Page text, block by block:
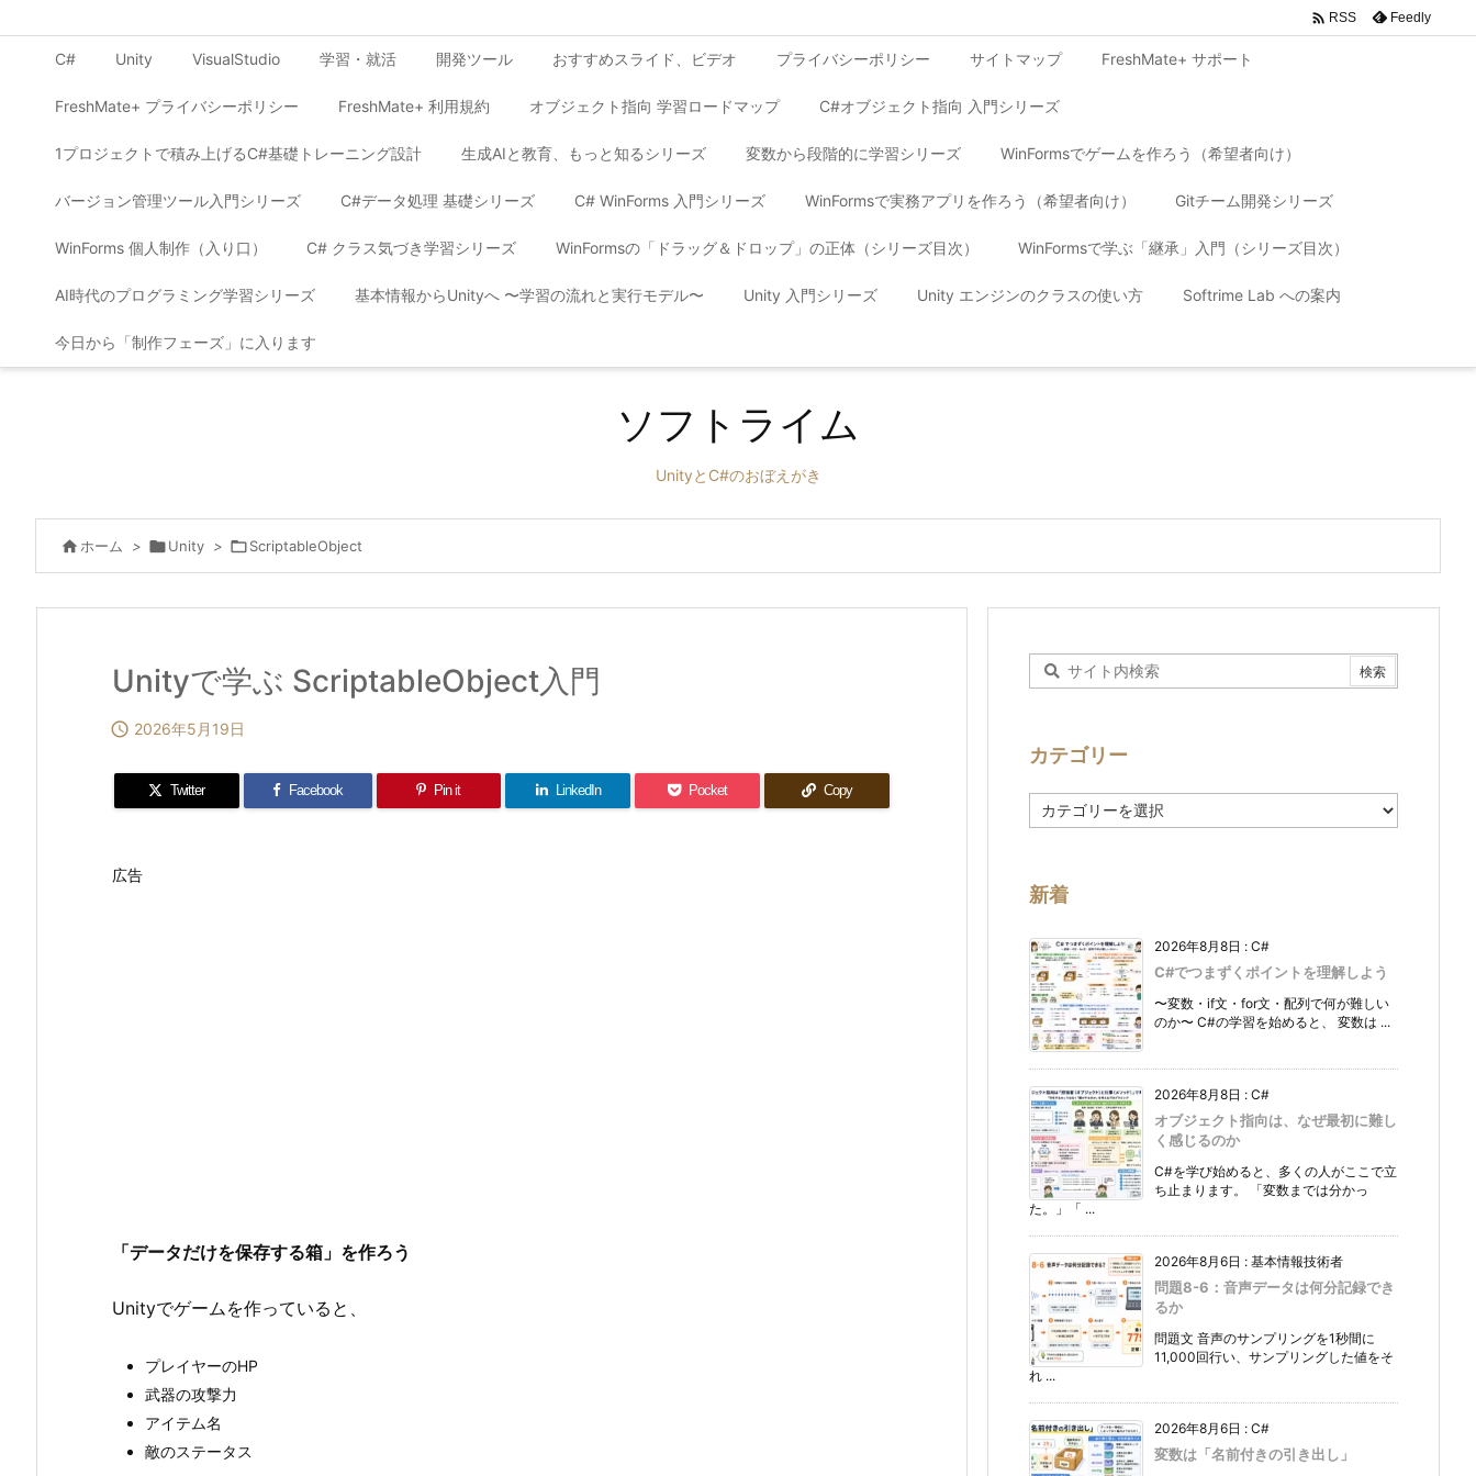
C# Unity VisualStudio 学習・就活 開発ツール おすすめスライド、ビデオ プライバシーポリシー サイトマップ FreshMate+ サポート
FreshMate+ プライバシーポリシー FreshMate+ 利用規約 オブジェクト指向 学習ロードマップ C#オブジェクト指向 入門シリーズ
1プロジェクトで積み上げるC#基礎トレーニング設計 生成AIと教育、もっと知るシリーズ 変数から段階的に学習シリーズ WinFormsでゲームを作ろう（希望者向け）
バージョン管理ツール入門シリーズ C#データ処理 基礎シリーズ C# WinForms 入門シリーズ WinFormsで実務アプリを作ろう（希望者向け） Gitチーム開発シリーズ
WinForms 個人制作（入り口） C# クラス気づき学習シリーズ WinFormsの「ドラッグ＆ドロップ」の正体（シリーズ目次） WinFormsで学ぶ「継承」入門（シリーズ目次）
AI時代のプログラミング学習シリーズ 基本情報からUnityへ 〜学習の流れと実行モデル〜 Unity 入門シリーズ Unity エンジンのクラスの使い方 Softrime Lab への案内
今日から「制作フェーズ」に入ります
 RSS Feedly
ソフトライム
UnityとC#のおぼえがき
 ホーム > Unity > ScriptableObject
Unityで学ぶ ScriptableObject入門
 2026年5月19日
Twitter Facebook Pin it LinkedIn Pocket Copy
広告
「データだけを保存する箱」を作ろう
Unityでゲームを作っていると、
プレイヤーのHP
武器の攻撃力
アイテム名
敵のステータス
カテゴリー
テ
ー
新着
2026年8月8日 : C#
C#でつまずくポイントを理解しよう
〜変数・if文・for文・配列で何が難しい
のか〜 C#の学習を始めると、 変数は ...
2026年8月8日 : C#
オブジェクト指向は、なぜ最初に難し
く感じるのか
C#を学び始めると、多くの人がここで立
ち止まります。 「変数までは分かっ
た。」「 ...
2026年8月6日 : 基本情報技術者
問題8-6：音声データは何分記録でき
るか
問題文 音声のサンプリングを1秒間に
11,000回行い、サンプリングした値をそ
れ ...
2026年8月6日 : C#
変数は「名前付きの引き出し」